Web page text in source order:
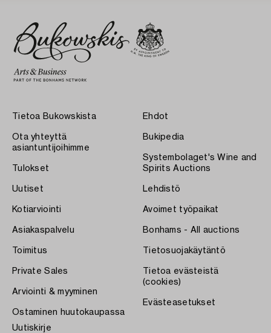
Tietoa Bukowskista
Ota yhteyttä
asiantuntijoihimme
Tulokset
Uutiset
Kotiarviointi
Asiakaspalvelu
Toimitus
Private Sales
Arviointi & myyminen
Ostaminen huutokaupassa
Ehdot
Bukipedia
Systembolaget's Wine and
Spirits Auctions
Lehdistö
Avoimet työpaikat
Bonhams - All auctions
Tietosuojakäytäntö
Tietoa evästeistä
(cookies)
Evästeasetukset
Uutiskirje